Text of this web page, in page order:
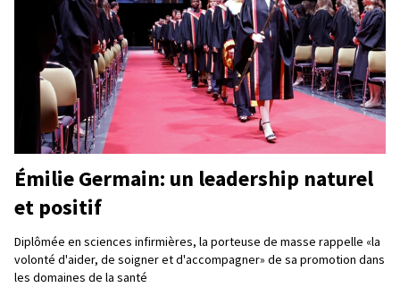
Émilie Germain: un leadership naturel
et positif
Diplômée en sciences infirmières, la porteuse de masse rappelle «la
volonté d'aider, de soigner et d'accompagner» de sa promotion dans
les domaines de la santé